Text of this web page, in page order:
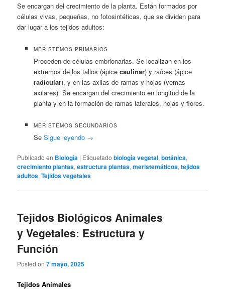
Se encargan del crecimiento de la planta. Están formados por
células vivas, pequeñas, no fotosintéticas, que se dividen para
dar lugar a los tejidos adultos:
MERISTEMOS PRIMARIOS
Proceden de células embrionarias. Se localizan en los
extremos de los tallos (ápice caulinar) y raíces (ápice
radicular), y en las axilas de ramas y hojas (yemas
axilares). Se encargan del crecimiento en longitud de la
planta y en la formación de ramas laterales, hojas y flores.
MERISTEMOS SECUNDARIOS
Se Sigue leyendo →
Publicado en Biología | Etiquetado biología vegetal,botánica,
crecimiento plantas,estructura plantas,meristemáticos,tejidos
adultos,Tejidos vegetales
Tejidos Biológicos Animales
y Vegetales: Estructura y
Función
Posted on7 mayo, 2025
Tejidos Animales